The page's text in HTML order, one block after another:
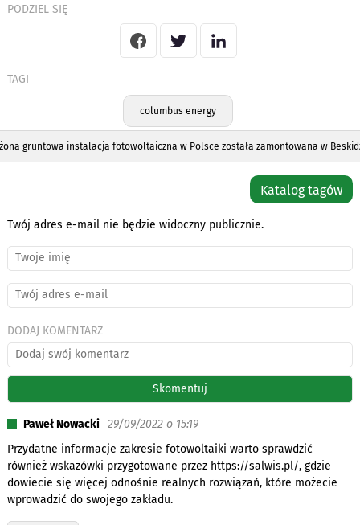
PODZIEL SIĘ
TAGI
columbus energy
gruntowa instalacja fotowoltaiczna w Polsce została zamontowana w
Katalog tagów
Twój adres e-mail nie będzie widoczny publicznie.
DODAJ KOMENTARZ
Paweł Nowacki 29/09/2022 o 15:19
Przydatne informacje zakresie fotowoltaiki warto sprawdzić
również wskazówki przygotowane przez https://salwis.pl/, gdzie
dowiecie się więcej odnośnie realnych rozwiązań, które możecie
wprowadzić do swojego zakładu.